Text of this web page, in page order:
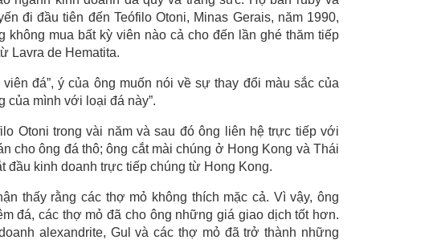
đi đầu tiên đến Teófilo Otoni, Minas Gerais, năm 1990,
không mua bất kỳ viên nào cả cho đến lần ghé thăm tiếp
Lavra de Hematita.
đá”, ý của ông muốn nói về sự thay đổi màu sắc của
của mình với loại đá này”.
Otoni trong vài năm và sau đó ông liên hệ trực tiếp với
cho ông đá thô; ông cắt mài chúng ở Hong Kong và Thái
đầu kinh doanh trực tiếp chúng từ Hong Kong.
thấy rằng các thợ mỏ không thích mặc cả. Vì vậy, ông
đá, các thợ mỏ đã cho ông những giá giao dịch tốt hơn.
alexandrite, Gul và các thợ mỏ đã trở thành những